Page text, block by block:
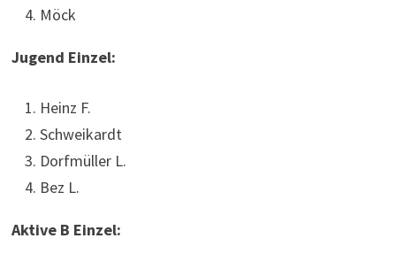
Möck
Jugend Einzel:
Heinz F.
Schweikardt
Dorfmüller L.
Bez L.
Aktive B Einzel: